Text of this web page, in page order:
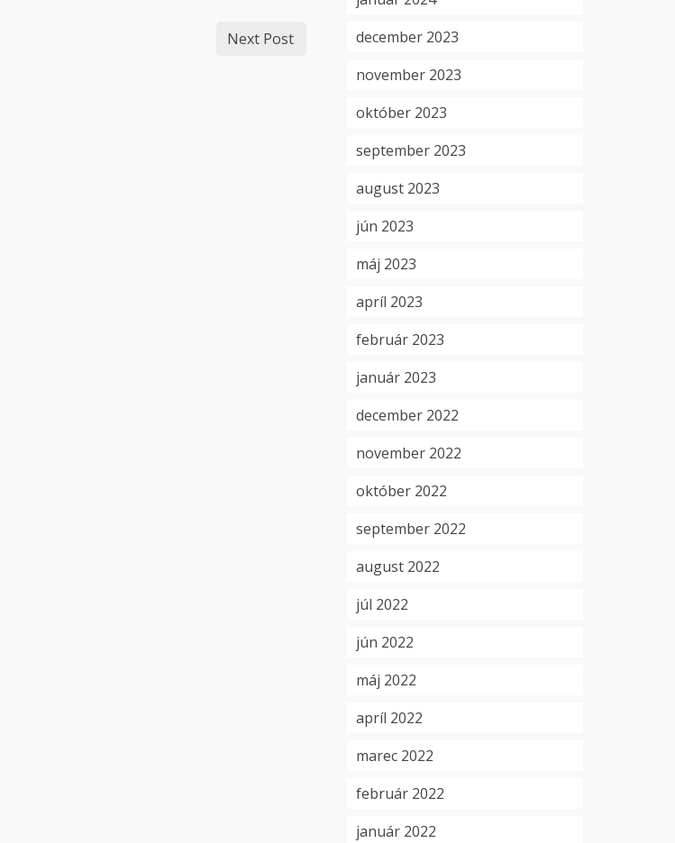
Next Post
december 2023
november 2023
október 2023
september 2023
august 2023
jún 2023
máj 2023
apríl 2023
február 2023
január 2023
december 2022
november 2022
október 2022
september 2022
august 2022
júl 2022
jún 2022
máj 2022
apríl 2022
marec 2022
február 2022
január 2022